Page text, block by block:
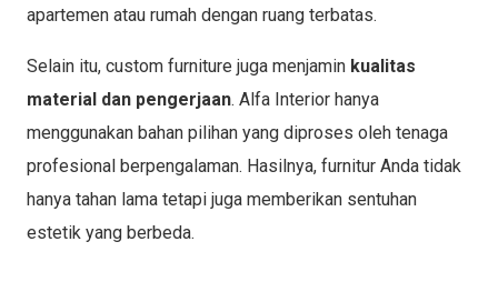
apartemen atau rumah dengan ruang terbatas.
Selain itu, custom furniture juga menjamin kualitas
material dan pengerjaan. Alfa Interior hanya
menggunakan bahan pilihan yang diproses oleh tenaga
profesional berpengalaman. Hasilnya, furnitur Anda tidak
hanya tahan lama tetapi juga memberikan sentuhan
estetik yang berbeda.